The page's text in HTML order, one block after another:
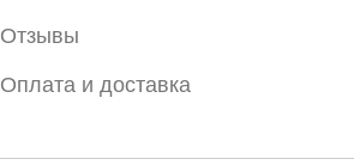
Отзывы
Оплата и доставка